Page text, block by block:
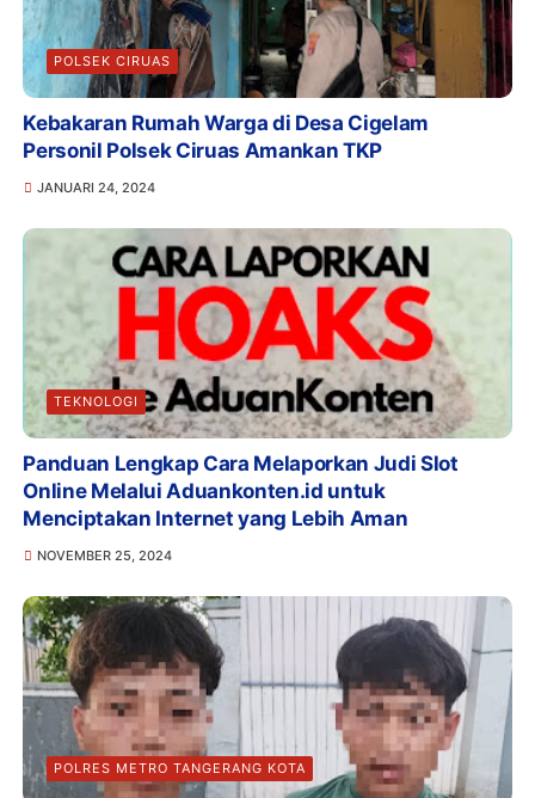
POLSEK CIRUAS
Kebakaran Rumah Warga di Desa Cigelam
Personil Polsek Ciruas Amankan TKP
JANUARI 24, 2024
TEKNOLOGI
Panduan Lengkap Cara Melaporkan Judi Slot
Online Melalui Aduankonten.id untuk
Menciptakan Internet yang Lebih Aman
NOVEMBER 25, 2024
POLRES METRO TANGERANG KOTA